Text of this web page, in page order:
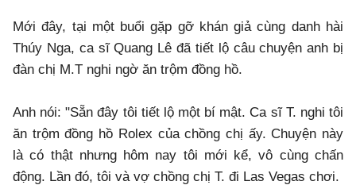
Mới đây, tại một buổi gặp gỡ khán giả cùng danh hài
Thúy Nga, ca sĩ Quang Lê đã tiết lộ câu chuyện anh bị
đàn chị M.T nghi ngờ ăn trộm đồng hồ.
Anh nói: "Sẵn đây tôi tiết lộ một bí mật. Ca sĩ T. nghi tôi
ăn trộm đồng hồ Rolex của chồng chị ấy. Chuyện này
là có thật nhưng hôm nay tôi mới kể, vô cùng chấn
động. Lần đó, tôi và vợ chồng chị T. đi Las Vegas chơi.